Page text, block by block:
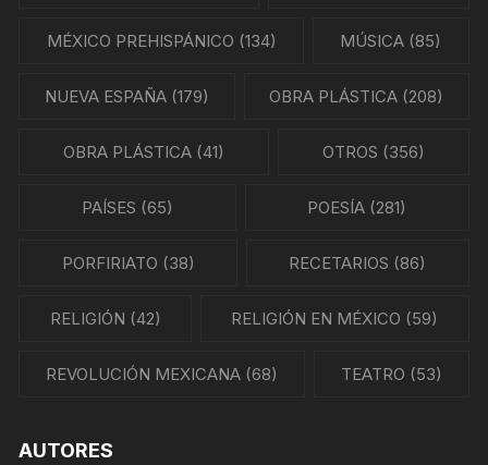
MÉXICO PREHISPÁNICO (134) MÚSICA (85)
NUEVA ESPAÑA(179) OBRA PLÁSTICA (208)
OBRA PLÁSTICA (41) OTROS (356)
PAÍSES (65) POESÍA (281)
PORFIRIATO (38) RECETARIOS (86)
RELIGIÓN (42) RELIGIÓN EN MÉXICO (59)
REVOLUCIÓN MEXICANA (68) TEATRO (53)
AUTORES